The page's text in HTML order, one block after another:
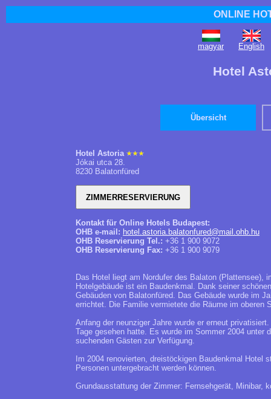
ONLINE
magyar English
Hotel
Übersicht
Hotel Astoria
Jókai utca 28.
8230 Balatonfüred
Kontakt für Online Hotels Budapest:
OHB e-mail: hotel.astoria.balatonfured@mail.ohb.hu
OHB Reservierung Tel.: +36 1 900 9072
OHB Reservierung Fax: +36 1 900 9079
Das Hotel liegt am Nordufer des Balaton
Hotelgebäude ist ein Baudenkmal. Dank seiner
Gebäuden von Balatonfüred. Das Gebäude wurde im
errichtet. Die Familie vermietete die Räume im oberen
Anfang der neunziger Jahre wurde er erneut
Tage gesehen hatte. Es wurde im Sommer 2004 unter
suchenden Gästen zur Verfügung.
Im 2004 renovierten, dreistöckigen Baudenkmal Hotel
Personen untergebracht werden können.
Grundausstattung der Zimmer: Fernsehgerät, Minibar,